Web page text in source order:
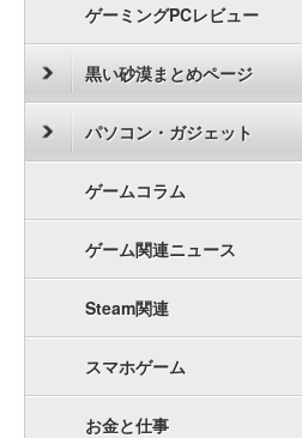
ゲーミングPCレビュー
黒い砂漠まとめページ
パソコン・ガジェット
ゲームコラム
ゲーム関連ニュース
Steam関連
スマホゲーム
お金と仕事